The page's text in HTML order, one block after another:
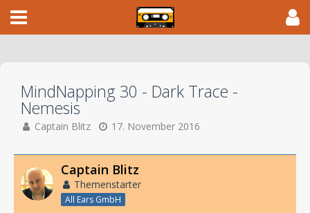
MindNapping 30 - Dark Trace -
Nemesis
Captain Blitz 17. November 2016
Captain Blitz
Themenstarter
All Ears GmbH